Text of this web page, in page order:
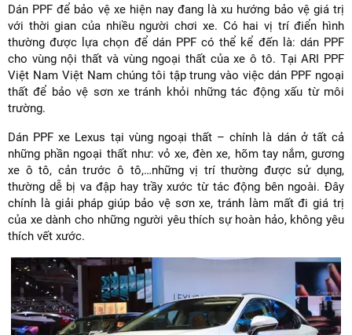
Dán PPF để bảo vệ xe hiện nay đang là xu hướng bảo vệ giá trị
với thời gian của nhiều người chơi xe. Có hai vị trí điển hình
thường được lựa chọn để dán PPF có thể kể đến là: dán PPF
cho vùng nội thất và vùng ngoại thất của xe ô tô. Tại ARI PPF
Việt Nam Việt Nam chúng tôi tập trung vào việc dán PPF ngoại
thất để bảo vệ sơn xe tránh khỏi những tác động xấu từ môi
trường.
Dán PPF xe Lexus tại vùng ngoại thất – chính là dán ở tất cả
những phần ngoại thất như: vỏ xe, đèn xe, hõm tay nắm, gương
xe ô tô, cản trước ô tô,…những vị trí thường được sử dụng,
thường dễ bị va đập hay trầy xước từ tác động bên ngoài. Đây
chính là giải pháp giúp bảo vệ sơn xe, tránh làm mất đi giá trị
của xe dành cho những người yêu thích sự hoàn hảo, không yêu
thích vết xước.